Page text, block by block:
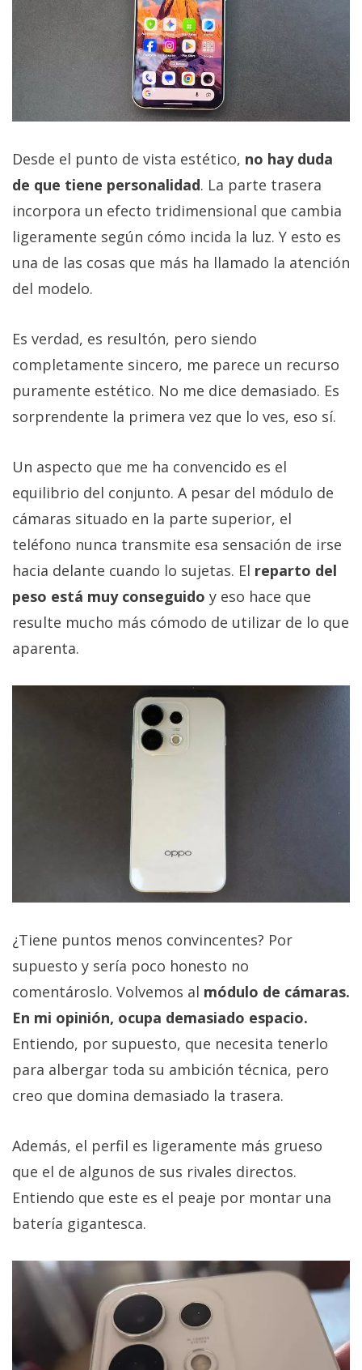
Desde el punto de vista estético, no hay duda
de que tiene personalidad. La parte trasera
incorpora un efecto tridimensional que cambia
ligeramente según cómo incida la luz. Y esto es
una de las cosas que más ha llamado la atención
del modelo.
Es verdad, es resultón, pero siendo
completamente sincero, me parece un recurso
puramente estético. No me dice demasiado. Es
sorprendente la primera vez que lo ves, eso sí.
Un aspecto que me ha convencido es el
equilibrio del conjunto. A pesar del módulo de
cámaras situado en la parte superior, el
teléfono nunca transmite esa sensación de irse
hacia delante cuando lo sujetas. El reparto del
peso está muy conseguido y eso hace que
resulte mucho más cómodo de utilizar de lo que
aparenta.
¿Tiene puntos menos convincentes? Por
supuesto y sería poco honesto no
comentároslo. Volvemos al módulo de cámaras.
En mi opinión, ocupa demasiado espacio.
Entiendo, por supuesto, que necesita tenerlo
para albergar toda su ambición técnica, pero
creo que domina demasiado la trasera.
Además, el perfil es ligeramente más grueso
que el de algunos de sus rivales directos.
Entiendo que este es el peaje por montar una
batería gigantesca.